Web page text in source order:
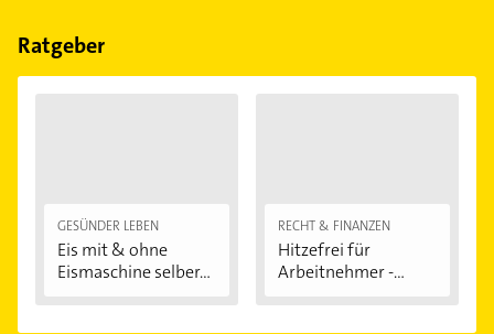
Feiertagen abweichen können.
Ratgeber
GESÜNDER LEBEN
Eis mit & ohne
Eismaschine selber...
RECHT & FINANZEN
Hitzefrei für
Arbeitnehmer -